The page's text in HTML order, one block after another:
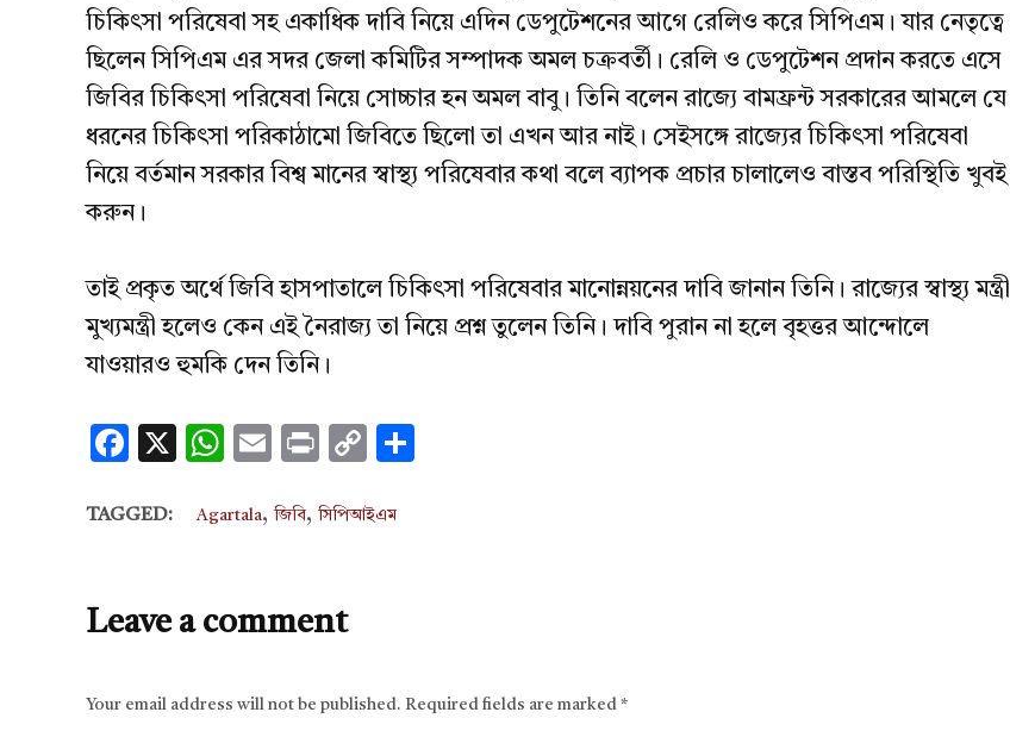
চিকিৎসা পরিষেবা সহ একাধিক দাবি নিয়ে এদিন ডেপুটেশনের আগে রেলিও করে সিপিএম। যার নেতৃত্বে
ছিলেন সিপিএম এর সদর জেলা কমিটির সম্পাদক অমল চক্রবর্তী। রেলি ও ডেপুটেশন প্রদান করতে এসে
জিবির চিকিৎসা পরিষেবা নিয়ে সোচ্চার হন অমল বাবু। তিনি বলেন রাজ্যে বামফ্রন্ট সরকারের আমলে যে
ধরনের চিকিৎসা পরিকাঠামো জিবিতে ছিলো তা এখন আর নাই। সেইসঙ্গে রাজ্যের চিকিৎসা পরিষেবা
নিয়ে বর্তমান সরকার বিশ্ব মানের স্বাস্থ্য পরিষেবার কথা বলে ব্যাপক প্রচার চালালেও বাস্তব পরিস্থিতি খুবই
করুন।
তাই প্রকৃত অর্থে জিবি হাসপাতালে চিকিৎসা পরিষেবার মানোন্নয়নের দাবি জানান তিনি। রাজ্যের স্বাস্থ্য মন্ত্রী
মুখ্যমন্ত্রী হলেও কেন এই নৈরাজ্য তা নিয়ে প্রশ্ন তুলেন তিনি। দাবি পুরান না হলে বৃহত্তর আন্দোলে
যাওয়ারও হুমকি দেন তিনি।
Facebook
X WhatsApp
EmailPrintCopy
TAGGED: Agartala, জিবি, সিপিআইএম
Leave a comment
Your email address will not be published. Required fields are marked *